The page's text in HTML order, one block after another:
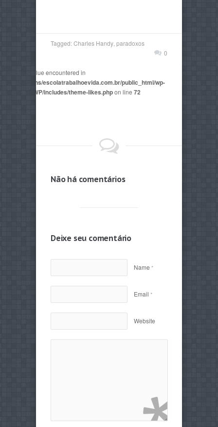
Tagged:Charles Handy paradoxos
0
numeric value encountered in
domains/escolatrabalhoevida.com.br/public_html/wp-
AegaeusWP/includes/theme-likes.phpon line 72
Não há comentários
Deixe seu comentário
Name *
Email *
Website